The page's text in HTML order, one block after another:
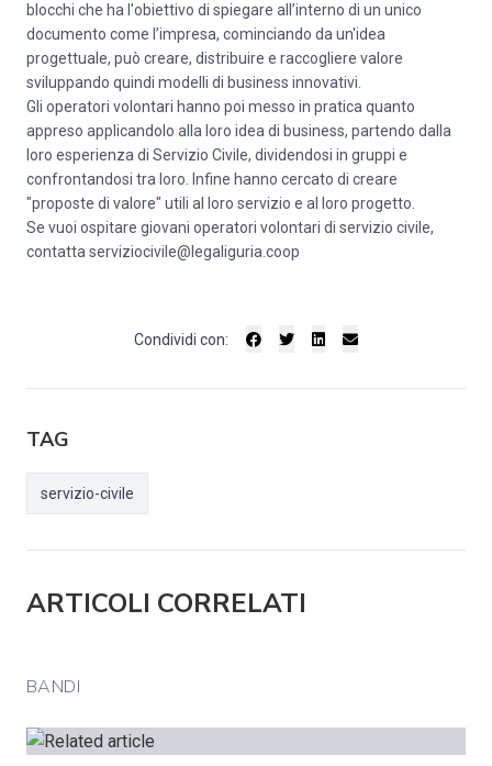
blocchi che ha l'obiettivo di spiegare all’interno di un unico
documento come l’impresa, cominciando da un'idea
progettuale, può creare, distribuire e raccogliere valore
sviluppando quindi modelli di business innovativi.
Gli operatori volontari hanno poi messo in pratica quanto
appreso applicandolo alla loro idea di business, partendo dalla
loro esperienza di Servizio Civile, dividendosi in gruppi e
confrontandosi tra loro. Infine hanno cercato di creare
"proposte di valore" utili al loro servizio e al loro progetto.
Se vuoi ospitare giovani operatori volontari di servizio civile,
contatta serviziocivile@legaliguria.coop
Condividi con:
TAG
servizio-civile
ARTICOLI CORRELATI
BANDI